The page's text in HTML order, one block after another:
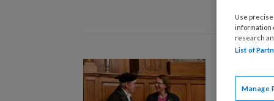
Use
information
research
List of
Manage